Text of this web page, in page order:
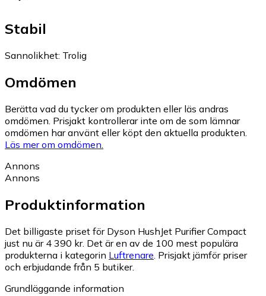
Stabil
Sannolikhet: Trolig
Omdömen
Berätta vad du tycker om produkten eller läs andras
omdömen. Prisjakt kontrollerar inte om de som lämnar
omdömen har använt eller köpt den aktuella produkten.
Läs mer om omdömen.
Annons
Annons
Produktinformation
Det billigaste priset för Dyson HushJet Purifier Compact
just nu är 4 390 kr. Det är en av de 100 mest populära
produkterna i kategorin Luftrenare. Prisjakt jämför priser
och erbjudande från 5 butiker.
Grundläggande information